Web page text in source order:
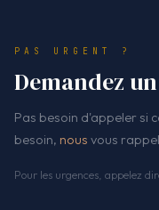
PAS URGENT ?
Demandez
Pas besoin d'appeler si
besoin, nous vous
Pour les urgences, appelez